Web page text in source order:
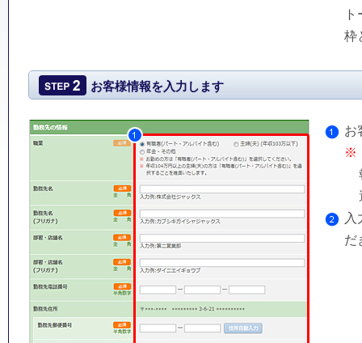
枠
お客様情報を入力します
お
※
入
だ